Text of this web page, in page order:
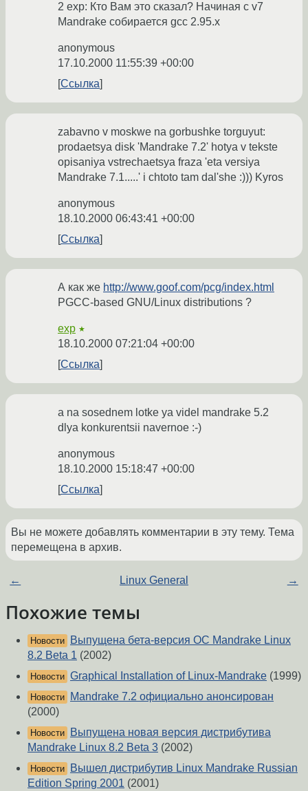
2 exp: Кто Вам это сказал? Начиная с v7
Mandrake собирается gcc 2.95.x
anonymous
17.10.2000 11:55:39 +00:00
Ссылка
zabavno v moskwe na gorbushke torguyut:
prodaetsya disk 'Mandrake 7.2' hotya v tekste
opisaniya vstrechaetsya fraza 'eta versiya
Mandrake 7.1.....' i chtoto tam dal'she :))) Kyros
anonymous
18.10.2000 06:43:41 +00:00
Ссылка
А как же http://www.goof.com/pcg/index.html
PGCC-based GNU/Linux distributions ?
exp ★
18.10.2000 07:21:04 +00:00
Ссылка
a na sosednem lotke ya videl mandrake 5.2
dlya konkurentsii navernoe :-)
anonymous
18.10.2000 15:18:47 +00:00
Ссылка
Вы не можете добавлять комментарии в эту тему. Тема
перемещена в архив.
← Linux General →
Похожие темы
Новости
Выпущена бета-версия ОС Mandrake Linux
8.2 Beta 1 (2002)
Новости Graphical Installation of Linux-Mandrake (1999)
Новости
Mandrake 7.2 официально анонсирован
(2000)
Новости
Выпущена новая версия дистрибутива
Mandrake Linux 8.2 Beta 3 (2002)
Новости
Вышел дистрибутив Linux Mandrake Russian
Edition Spring 2001 (2001)